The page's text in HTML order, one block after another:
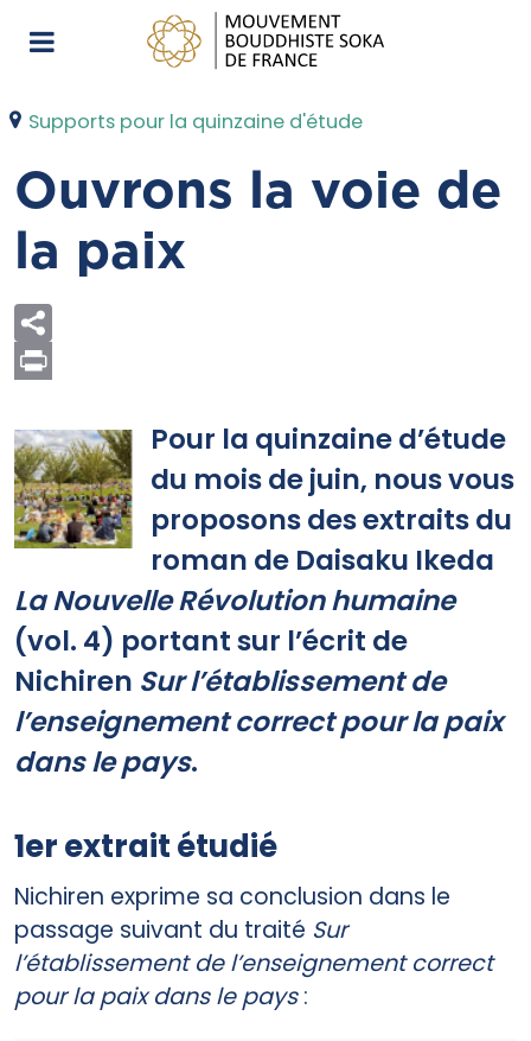
Supports pour la quinzaine d'étude
Ouvrons la voie de
la paix
Pour la quinzaine d’étude
du mois de juin, nous vous
proposons des extraits du
roman de Daisaku Ikeda
La Nouvelle Révolution humaine
(vol. 4) portant sur l’écrit de
Nichiren Sur l’établissement de
l’enseignement correct pour la paix
dans le pays.
1er extrait étudié
Nichiren exprime sa conclusion dans le
passage suivant du traité Sur
l’établissement de l’enseignement correct
pour la paix dans le pays: